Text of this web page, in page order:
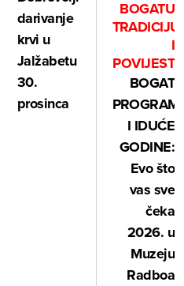
darivanje
krvi u
Jalžabetu
30.
prosinca
BOGATU
TRADICIJU
I
POVIJEST
BOGAT
PROGRAM
I IDUĆE
GODINE:
Evo što
vas sve
čeka
2026. u
Muzeju
Radboa